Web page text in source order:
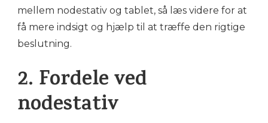
mellem nodestativ og tablet, så læs videre for at
få mere indsigt og hjælp til at træffe den rigtige
beslutning.
2. Fordele ved
nodestativ